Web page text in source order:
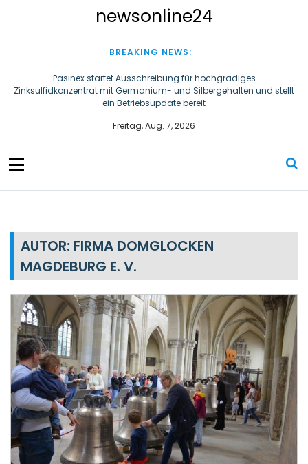
t
newsonline24
BREAKING NEWS:
Versatile miniature couplings for a wide range of applications
Steigende Adipositasrate zeigt strukturellen Handlungsbedarf bei
der Ernährung schulpflichtiger Kinder
Pasinex startet Ausschreibung für hochgradiges
Freitag, Aug. 7, 2026
MAGDEBURG E. V.